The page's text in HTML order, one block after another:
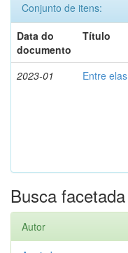
Conjunto de itens:
Data do
documento
Título
2023-01 Entre elas
Busca facetada
Autor